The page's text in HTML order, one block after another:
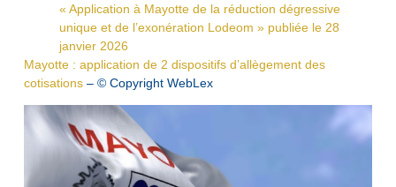
« Application à Mayotte de la réduction dégressive
unique et de l’exonération Lodeom » publiée le 28
janvier 2026
Mayotte : application de 2 dispositifs d’allègement des
cotisations– © Copyright WebLex